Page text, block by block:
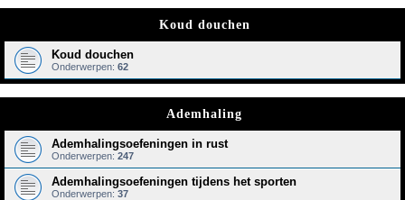
Koud douchen
Koud douchen
Onderwerpen: 62
Ademhaling
Ademhalingsoefeningen in rust
Onderwerpen: 247
Ademhalingsoefeningen tijdens het sporten
Onderwerpen: 37